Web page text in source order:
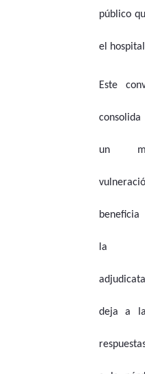
público
el
Este
un
la
deja a